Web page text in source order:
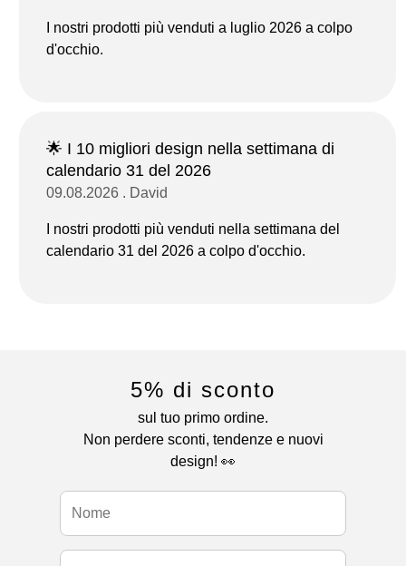
I nostri prodotti più venduti a luglio 2026 a colpo
d'occhio.
🌟 I 10 migliori design nella settimana di
calendario 31 del 2026
09.08.2026 . David
I nostri prodotti più venduti nella settimana del
calendario 31 del 2026 a colpo d'occhio.
5% di sconto
sul tuo primo ordine.
Non perdere sconti, tendenze e nuovi
design! 👀